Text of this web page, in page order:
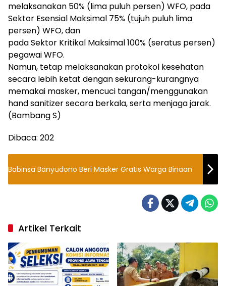
melaksanakan 50% (lima puluh persen) WFO, pada
Sektor Esensial Maksimal 75% (tujuh puluh lima
persen) WFO, dan
pada Sektor Kritikal Maksimal 100% (seratus persen)
pegawai WFO.
Namun, tetap melaksanakan protokol kesehatan
secara lebih ketat dengan sekurang-kurangnya
memakai masker, mencuci tangan/menggunakan
hand sanitizer secara berkala, serta menjaga jarak.
(Bambang S)
Dibaca: 202
Babinsa Banyudono Beri Masker Gratis Warga Binaan
Artikel Terkait